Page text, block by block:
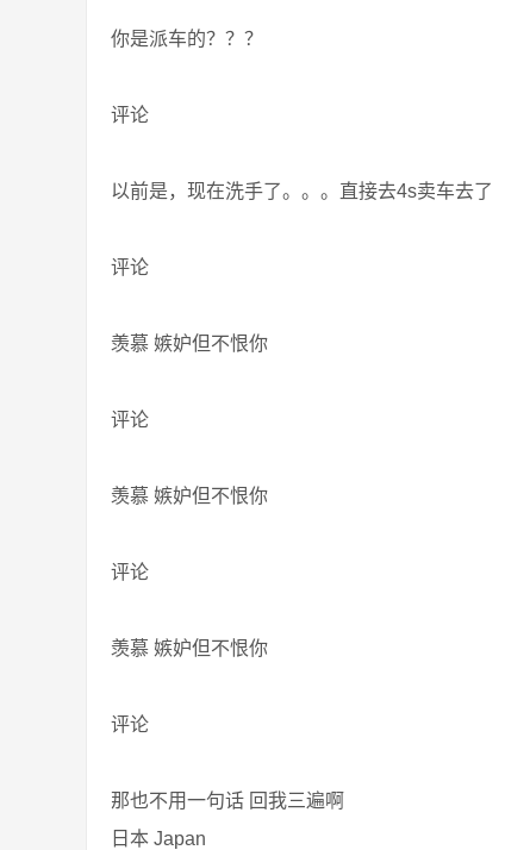
你是派车的？？？
评论
以前是，现在洗手了。。。直接去4s卖车去了
评论
羡慕 嫉妒但不恨你
评论
羡慕 嫉妒但不恨你
评论
羡慕 嫉妒但不恨你
评论
那也不用一句话 回我三遍啊
日本 Japan